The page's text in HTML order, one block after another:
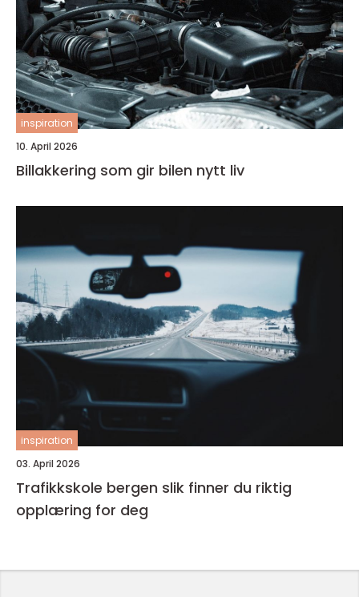
inspiration
10. April 2026
Billakkering som gir bilen nytt liv
inspiration
03. April 2026
Trafikkskole bergen slik finner du riktig
opplæring for deg